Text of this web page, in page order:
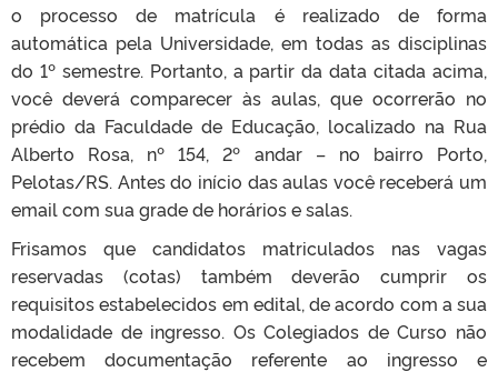
o processo de matrícula é realizado de forma
automática pela Universidade, em todas as disciplinas
do 1º semestre. Portanto, a partir da data citada acima,
você deverá comparecer às aulas, que ocorrerão no
prédio da Faculdade de Educação, localizado na Rua
Alberto Rosa, nº 154, 2º andar – no bairro Porto,
Pelotas/RS. Antes do início das aulas você receberá um
email com sua grade de horários e salas.
Frisamos que candidatos matriculados nas vagas
reservadas (cotas) também deverão cumprir os
requisitos estabelecidos em edital, de acordo com a sua
modalidade de ingresso. Os Colegiados de Curso não
recebem documentação referente ao ingresso e